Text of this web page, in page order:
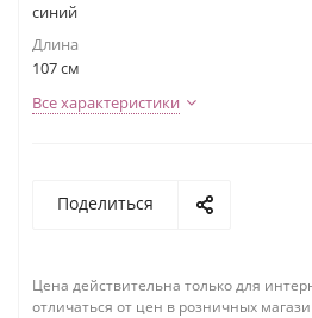
синий
Длина
107 см
Все характеристики
Поделиться
Цена действительна только для
отличаться от цен в розничных